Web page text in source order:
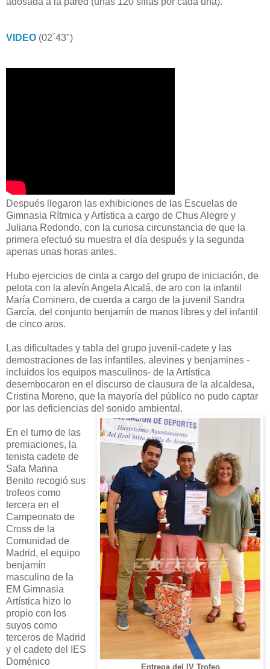
VIDEO (02´43")
Después llegaron las exhibiciones de las Escuelas de
Gimnasia Rítmica y Artística a cargo de Chus Alegre y
Juliana Redondo, con la curiosa circunstancia de que la
primera efectuó su muestra el día después y la segunda
apenas unas horas antes.
Hubo ejercicios de cinta a cargo del grupo de iniciación, de
pelota con la alevín Angela Alcalá, de aro con la infantil
María Cominero, de cuerda a cargo de la juvenil Sandra
García, del conjunto benjamín de manos libres y del infantil
de cinco aros.
Las dificultades y tabla del grupo juvenil-cadete y las
demostraciones de las infantiles, alevines y benjamines -
incluidos los equipos masculinos- de la Artística
desembocaron en el discurso de clausura de la alcaldesa,
Cristina Moreno, que la mayoría del público no pudo captar
por las deficiencias del sonido ambiental.
Entrega del IV Trofeo
En el turno de las
premiaciones, la
tenista cadete de
Safa Marina
Benito recogió sus
trofeos como
tercera en el
Campeonato de
Cross de la
Comunidad de
Madrid, el equipo
benjamín
masculino de la
EM Gimnasia
Artística hizo lo
propio con los
suyos como
terceros de Madrid
y el cadete del IES
Doménico